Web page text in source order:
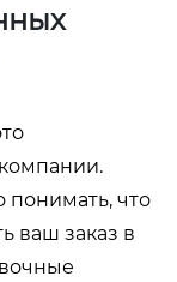
понимать, что
ваш заказ в